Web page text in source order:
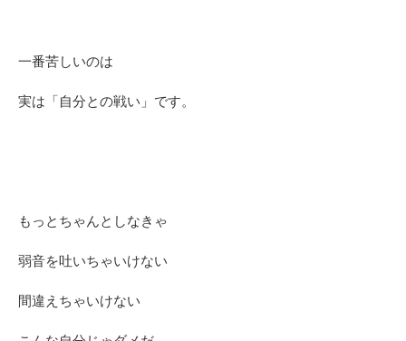
一番苦しいのは
実は「自分との戦い」です。
もっとちゃんとしなきゃ
弱音を吐いちゃいけない
間違えちゃいけない